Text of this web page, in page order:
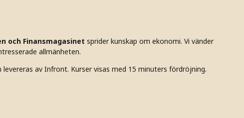
och Finansmagasinet sprider kunskap om ekonomi. Vi vänder
allmänheten.
av Infront. Kurser visas med 15 minuters fördröjning.